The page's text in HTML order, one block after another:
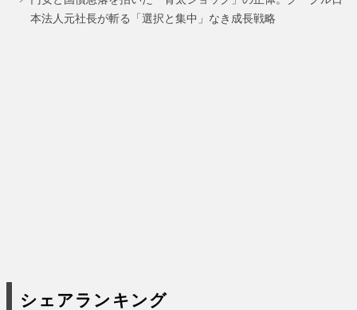
本法人元社長が斬る「選択と集中」なき成長戦略
シェアランキング